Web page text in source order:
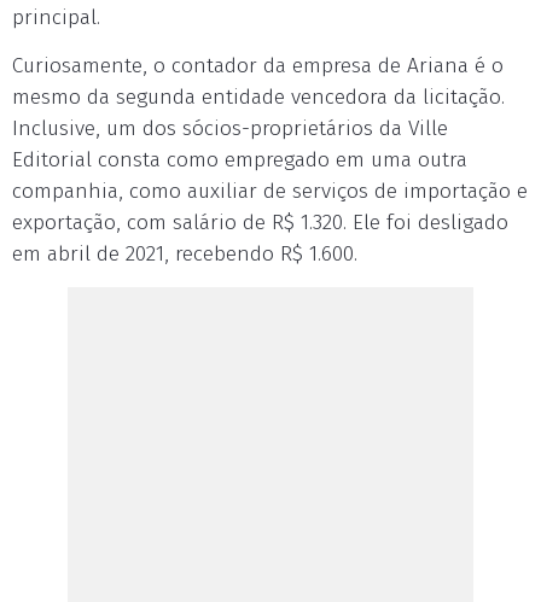
principal.
Curiosamente, o contador da empresa de Ariana é o
mesmo da segunda entidade vencedora da licitação.
Inclusive, um dos sócios-proprietários da Ville
Editorial consta como empregado em uma outra
companhia, como auxiliar de serviços de importação e
exportação, com salário de R$ 1.320. Ele foi desligado
em abril de 2021, recebendo R$ 1.600.